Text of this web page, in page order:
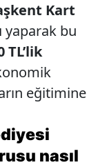
Kart
yaparak bu
TL’lik
eğitimine
nasıl